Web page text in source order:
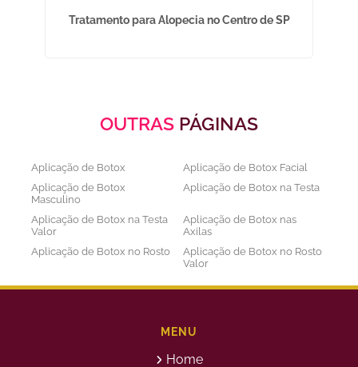
Tratamento para Alopecia no Centro de SP
OUTRAS PÁGINAS
Aplicação de Botox
Aplicação de Botox Facial
Aplicação de Botox
Masculino
Aplicação de Botox na Testa
Aplicação de Botox na Testa
Valor
Aplicação de Botox nas
Axilas
Aplicação de Botox no Rosto
Aplicação de Botox no Rosto
Valor
Aplicação de Botox nos
Aplicação de Botox Preço
Barriga
no Glúteo Valor
MENU
Home